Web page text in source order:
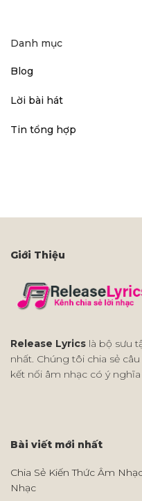
Danh mục
Blog
Lời bài hát
Tin tổng hợp
Giới Thiệu
Release Lyrics là bộ sưu
nhất. Chúng tôi chia sẻ
kết nối âm nhạc có ý
Bài viết mới nhất
Chia Sẻ Kiến Thức Âm
Nhạc